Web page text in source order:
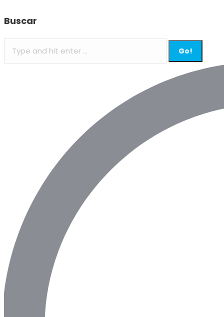
Buscar